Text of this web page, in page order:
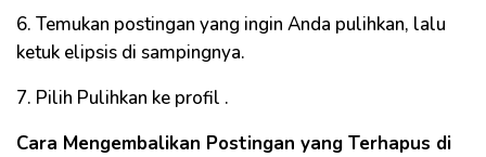
6. Temukan postingan yang ingin Anda pulihkan, lalu
ketuk elipsis di sampingnya.
7. Pilih Pulihkan ke profil .
Cara Mengembalikan Postingan yang Terhapus di